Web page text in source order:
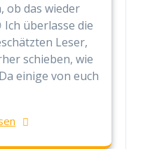
ob das wieder
Ich überlasse die
Leser,
schieben, wie
einige von euch